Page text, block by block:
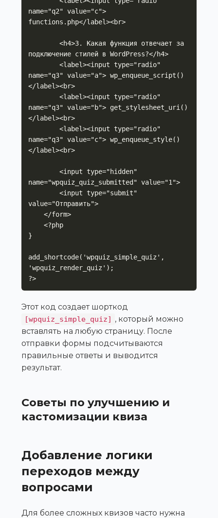
name="q2" value="c">
functions.php</label><br>
подключение стилей в WordPress?</h4>
name="q3" value="a"> wp_enqueue_script()
</label><br>
name="q3" value="b"> get_stylesheet_uri()
</label><br>
name="q3" value="c"> wp_enqueue_style()
</label><br>
name="wpquiz_quiz_submitted" value="1">
value="Отправить">
}
add_shortcode('wpquiz_simple_quiz',
'wpquiz_render_quiz');
?>
Этот код создает шорткод
[wpquiz_simple_quiz] , который можно
вставлять на любую страницу. После
отправки формы подсчитываются
правильные ответы и выводится
результат.
Советы по улучшению и
кастомизации квиза
Добавление логики
переходов между
вопросами
Для более сложных квизов часто нужна